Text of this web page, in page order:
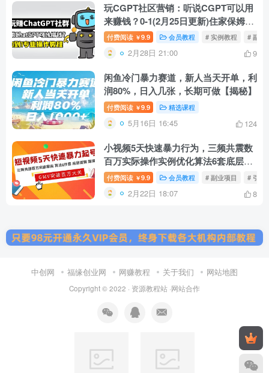
玩CGPT社区营销：听说CGPT可以用
来赚钱？0-1(2月25日更新)住家保姆级
入门教程
付费阅读 ￥9.9 会员教程 # 实例教程 # 副业
2月28日 21:00 9
闲鱼冷门暴力赛道，新人当天开单，利
润80%，日入几张，长期可做【揭秘】
付费阅读 ￥9.9 精选课程
5月16日 16:45 124
小视频5天快速暴力行为，三频共震数
百万实际操作实例优化算法6套底层思
维爆炸
付费阅读 ￥9.9 会员教程 # 副业项目 # 引流
2月22日 18:07 8
中创网 福缘创业网 网赚教程 关于我们 网站地图
Copyright © 2022 · 资源教程站 ·网站合作